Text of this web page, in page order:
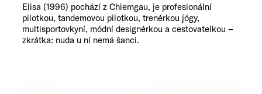
Elisa (1996) pochází z Chiemgau, je profesionální
pilotkou, tandemovou pilotkou, trenérkou jógy,
multisportovkyní, módní designérkou a cestovatelkou –
zkrátka: nuda u ní nemá šanci.